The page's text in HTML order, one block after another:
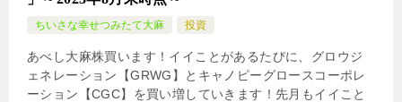
ちいさな幸せつみたて大麻 投資
あべし大麻株買います！イイことがあるたびに、グロウジ
ェネレーション【GRWG】とキャノピーグロースコーポレ
ーション【CGC】を買い増していきます！先月もイイこと